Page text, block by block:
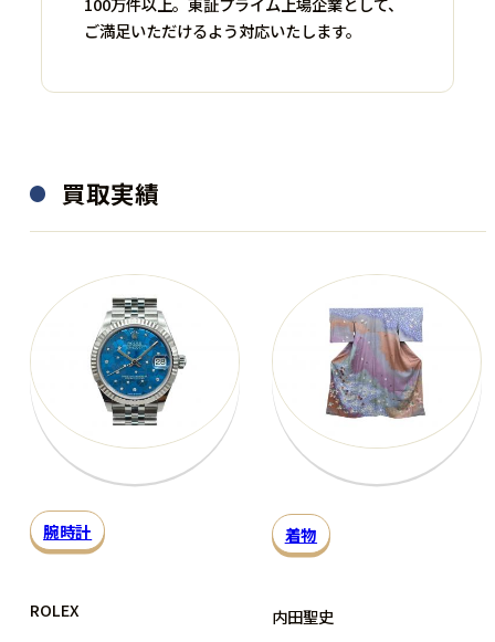
ご満足いただけるよう対応いたします。
買取実績
腕時計
ROLEX
着物
内田聖史